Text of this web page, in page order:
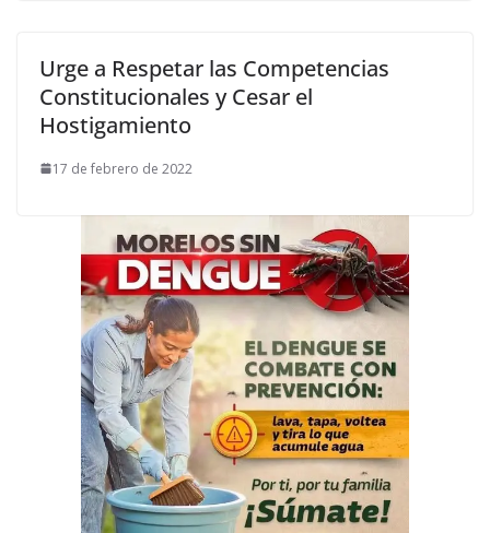
Urge a Respetar las Competencias
Constitucionales y Cesar el
Hostigamiento
17 de febrero de 2022